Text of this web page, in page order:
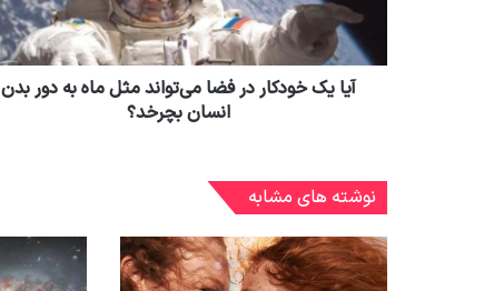
آیا یک خودکار در فضا می‌تواند مثل ماه به دور بدن
انسان بچرخد؟
نوشته های مشابه